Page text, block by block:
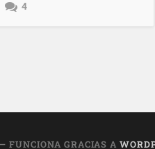
4
— FUNCIONA GRACIAS A